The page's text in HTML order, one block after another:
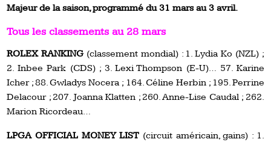
Majeur de la saison, programmé du 31 mars au 3 avril.
Tous les classements au 28 mars
ROLEX RANKING (classement mondial) : 1. Lydia Ko (NZL) ;
2. Inbee Park (CDS) ; 3. Lexi Thompson (E-U)… 57. Karine
Icher ; 88. Gwladys Nocera ; 164. Céline Herbin ; 195. Perrine
Delacour ; 207. Joanna Klatten ; 260. Anne-Lise Caudal ; 262.
Marion Ricordeau…
LPGA OFFICIAL MONEY LIST (circuit américain, gains) : 1.